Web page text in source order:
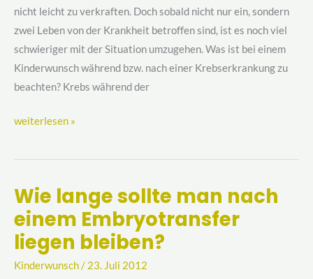
nicht leicht zu verkraften. Doch sobald nicht nur ein, sondern
zwei Leben von der Krankheit betroffen sind, ist es noch viel
schwieriger mit der Situation umzugehen. Was ist bei einem
Kinderwunsch während bzw. nach einer Krebserkrankung zu
beachten? Krebs während der
weiterlesen »
Wie lange sollte man nach
einem Embryotransfer
liegen bleiben?
Kinderwunsch/ 23. Juli 2012
Wie
lange
sollte
man
nach